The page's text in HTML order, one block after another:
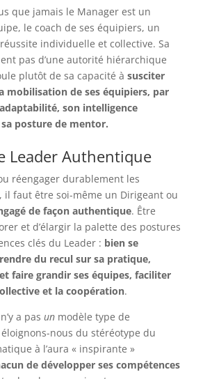
que jamais le Manager est un
le coach de ses équipiers, un
individuelle et collective. Sa
pas d’une autorité hiérarchique
plutôt de sa capacité à susciter
mobilisation de ses équipiers, par
son intelligence
posture de mentor.
Leader Authentique
réengager durablement les
il faut être soi-même un Dirigeant ou
de façon authentique. Être
et d’élargir la palette des postures
clés du Leader : bien se
du recul sur sa pratique,
faire grandir ses équipes, faciliter
et la coopération.
a pas unmodèle type de
nous du stéréotype du
à l’aura « inspirante »
de développer ses compétences